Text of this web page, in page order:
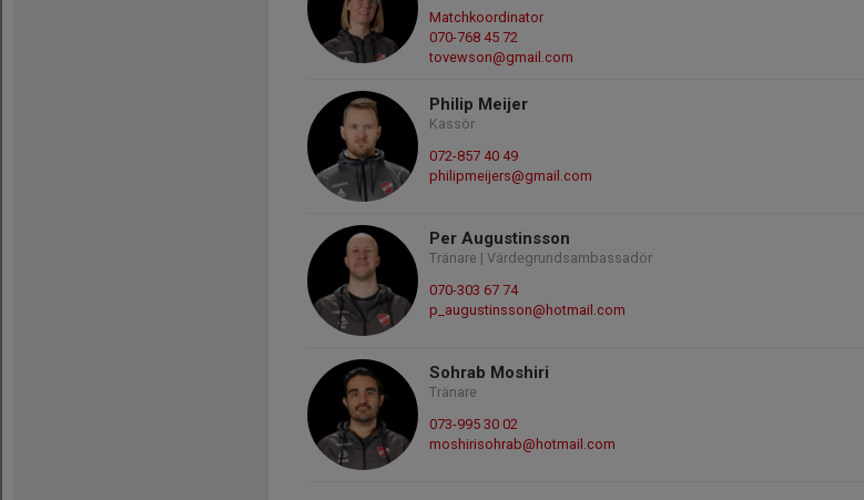
Matchkoordinator
070-768 45 72
tovewson@gmail.com
Philip Meijer
Kassör
072-857 40 49
philipmeijers@gmail.com
Per Augustinsson
Tränare | Värdegrundsambassadör
070-303 67 74
p_augustinsson@hotmail.com
Sohrab Moshiri
Tränare
073-995 30 02
moshirisohrab@hotmail.com